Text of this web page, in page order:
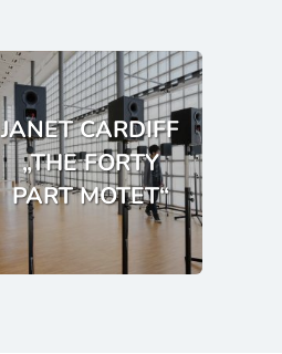
JANET CARDIFF
„THE FORTY
PART MOTET“